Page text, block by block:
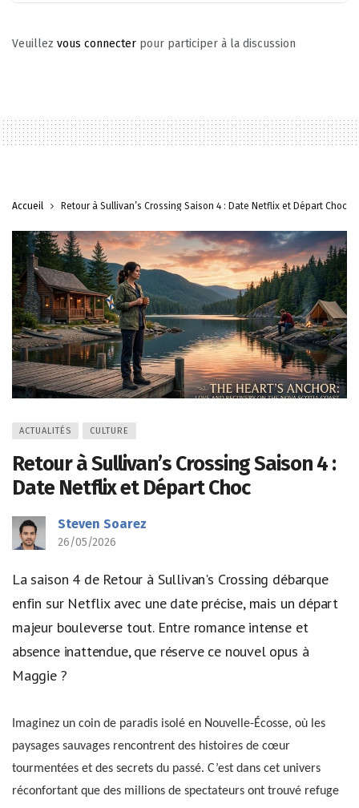
Veuillez vous connecter pour participer à la discussion
Accueil Retour à Sullivan’s Crossing Saison 4 : Date Netflix et Départ Choc
ACTUALITÉS CULTURE
Retour à Sullivan’s Crossing Saison 4 :
Date Netflix et Départ Choc
Steven Soarez
26/05/2026
La saison 4 de Retour à Sullivan's Crossing débarque
enfin sur Netflix avec une date précise, mais un départ
majeur bouleverse tout. Entre romance intense et
absence inattendue, que réserve ce nouvel opus à
Maggie ?
Imaginez un coin de paradis isolé en Nouvelle-Écosse, où les
paysages sauvages rencontrent des histoires de cœur
tourmentées et des secrets du passé. C’est dans cet univers
réconfortant que des millions de spectateurs ont trouvé refuge